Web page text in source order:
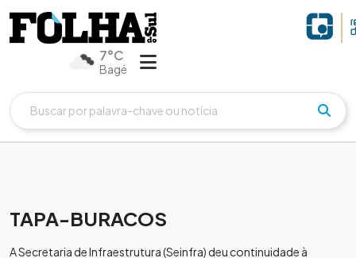
7°C
Bagé
TAPA-BURACOS
A Secretaria de Infraestrutura (Seinfra) deu continuidade à